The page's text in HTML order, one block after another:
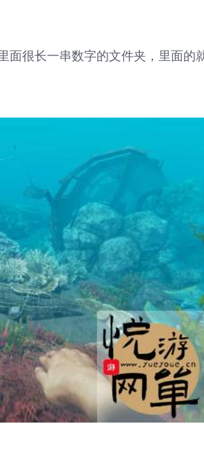
面很长一串数字的文件夹，里面的